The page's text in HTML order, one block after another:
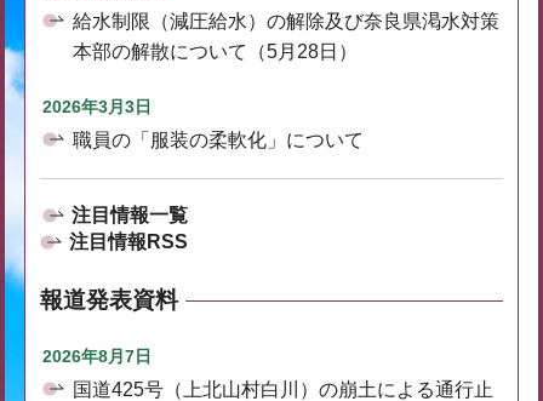
給水制限（減圧給水）の解除及び奈良県渇水対策
本部の解散について（5月28日）
2026年3月3日
職員の「服装の柔軟化」について
注目情報一覧
注目情報RSS
報道発表資料
2026年8月7日
国道425号（上北山村白川）の崩土による通行止